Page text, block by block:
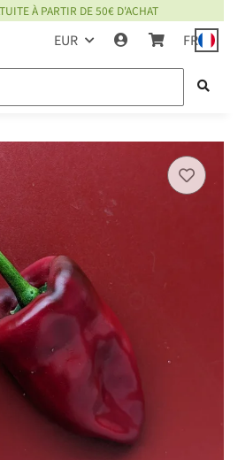
À PARTIR DE 50€ D'ACHAT
EUR FR